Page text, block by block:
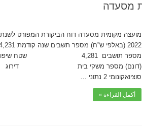
מועצה מקומית מסעדה דוח הביקורת המפורט לשנת
2022 (באלפי ש”ח) מספר תשבים שנה קודמת
מספר תושבים 4,281 שטח
(דונם) מספר משקי בית דירוג
סוציואקונומי 2 נתוני …
أكمل القراءة »